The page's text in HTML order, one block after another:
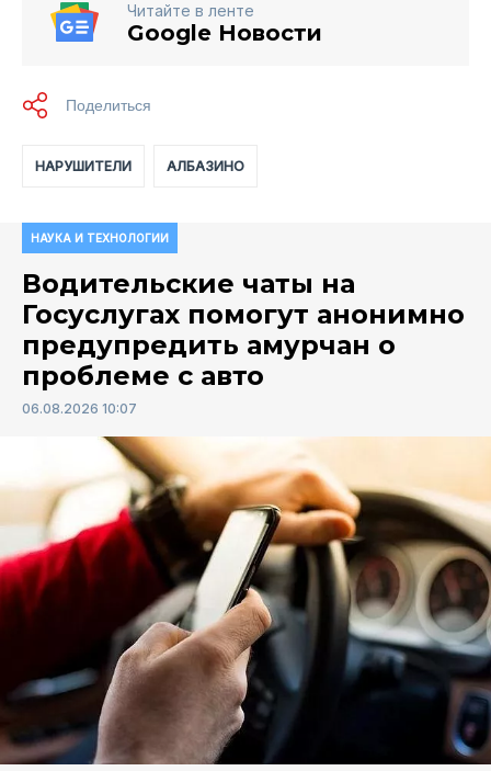
Читайте в ленте
Google Новости
НАРУШИТЕЛИ АЛБАЗИНО
НАУКА И ТЕХНОЛОГИИ
Водительские чаты на
Госуслугах помогут анонимно
предупредить амурчан о
проблеме с авто
06.08.2026 10:07